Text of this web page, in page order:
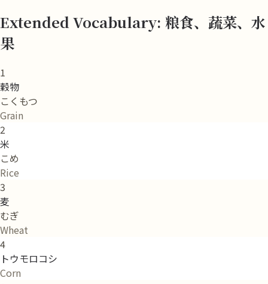
Extended Vocabulary: 粮食、蔬菜、水
果
1
穀物
こくもつ
Grain
2
米
こめ
Rice
3
麦
むぎ
Wheat
4
トウモロコシ
Corn